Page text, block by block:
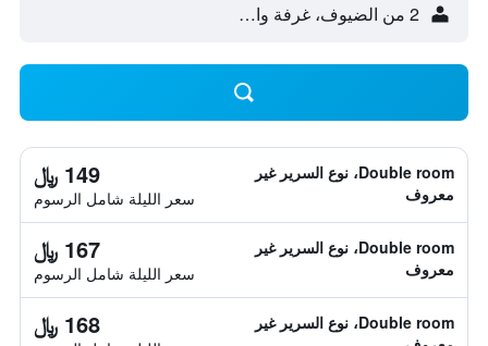
2 من الضيوف، غرفة واحدة
Double room، نوع السرير غير
معروف
149 ﷼
سعر الليلة شامل الرسوم
Double room، نوع السرير غير
معروف
167 ﷼
سعر الليلة شامل الرسوم
Double room، نوع السرير غير
168 ﷼